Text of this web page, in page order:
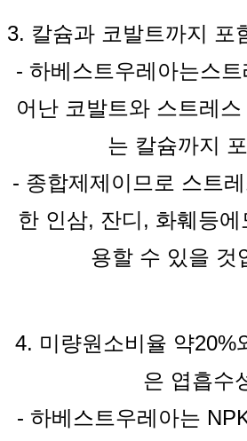
3. 칼슘과 코발트까지 포
- 하베스트우레아는스
어난 코발트와 스트레
는 칼슘까지
- 종합제제이므로 스트
한 인삼, 잔디, 화훼등
용할 수 있을 것
4. 미량원소비율 약20%
은 엽흡수
- 하베스트우레아는